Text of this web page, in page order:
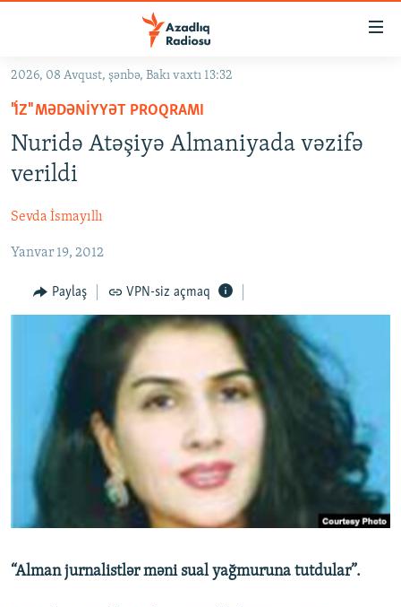
Əsas
qayıt
Əsas
naviqasiyaya
qayıt
Axtarışa
GÜNDƏM
#İZAHLA
KORRUPSIOMETR
FƏRQƏ BAX
QANUNI DOĞRU
ARAŞDIRMA
MULTIMEDIA
VIDEO
FOTOQALEREYA
İNFOQRAFIKA
KARIKATURA
RADIO ARXIV
OXU ZALI
AZƏRBAYCAN ƏDƏBIYYATI KITABXANASI
İSLAM VƏ DEMOKRATIYA
İZ - MƏDƏNIYYƏT PROQRAMI
HAQQIMIZDA
MISSIYAMIZ
PEŞƏ ETIKASI VƏ JURNALISTIKA STANDARTLARIMIZ
MATERIALLARIMIZDAN ISTIFADƏ
AZADLIQRADIOSU MOBIL TELEFONUNUZDA
XƏBƏR BÜLLETENLƏRIMIZ
BIZI IZLƏ
RFE/RL-in bütün saytları
2026, 08 Avqust, şənbə, Bakı vaxtı 13:32
"İZ" MƏDƏNIYYƏT PROQRAMI
Nuridə Atəşiyə Almaniyada vəzifə
verildi
Sevda İsmayıllı
Yanvar 19, 2012
Paylaş VPN-siz açmaq
“Alman jurnalistlər məni sual yağmuruna tutdular”.